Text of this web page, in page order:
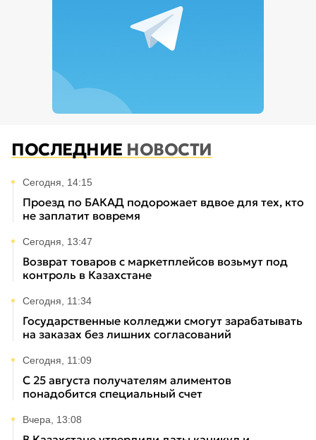
ПОСЛЕДНИЕ НОВОСТИ
Сегодня, 14:15
Проезд по БАКАД подорожает вдвое для тех, кто
не заплатит вовремя
Сегодня, 13:47
Возврат товаров с маркетплейсов возьмут под
контроль в Казахстане
Сегодня, 11:34
Государственные колледжи смогут зарабатывать
на заказах без лишних согласований
Сегодня, 11:09
С 25 августа получателям алиментов
понадобится специальный счет
Вчера, 13:08